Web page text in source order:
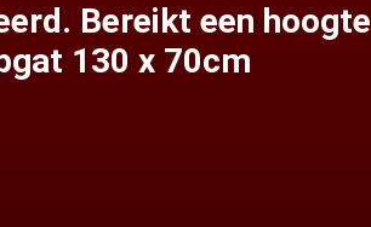
Bereikt een hoogte
130 x 70cm